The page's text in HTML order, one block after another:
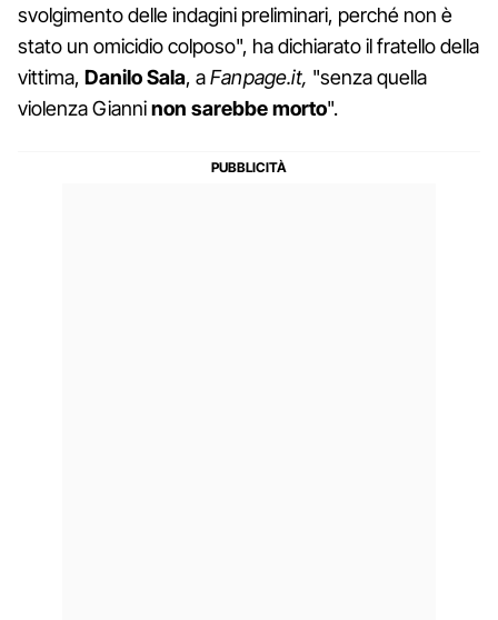
svolgimento delle indagini preliminari, perché non è
stato un omicidio colposo", ha dichiarato il fratello della
vittima, Danilo Sala, aFanpage.it, "senza quella
violenza Gianninon sarebbe morto".